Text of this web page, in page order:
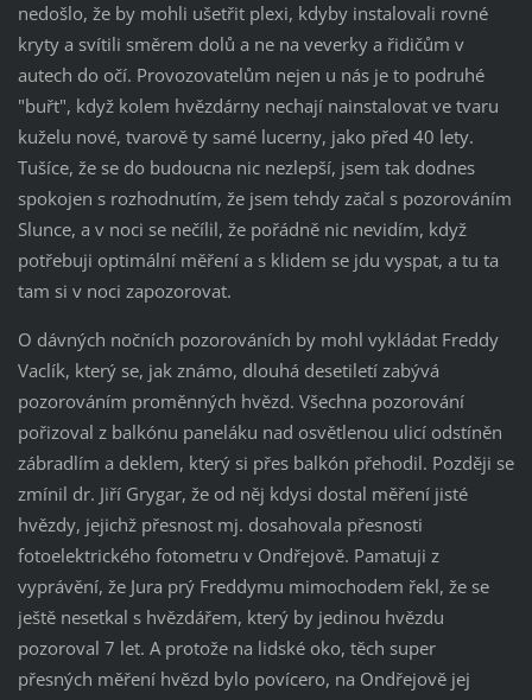
nedošlo, že by mohli ušetřit plexi, kdyby instalovali rovné
kryty a svítili směrem dolů a ne na veverky a řidičům v
autech do očí. Provozovatelům nejen u nás je to podruhé
"buřt", když kolem hvězdárny nechají nainstalovat ve tvaru
kuželu nové, tvarově ty samé lucerny, jako před 40 lety.
Tušíce, že se do budoucna nic nezlepší, jsem tak dodnes
spokojen s rozhodnutím, že jsem tehdy začal s pozorováním
Slunce, a v noci se nečílil, že pořádně nic nevidím, když
potřebuji optimální měření a s klidem se jdu vyspat, a tu ta
tam si v noci zapozorovat.
O dávných nočních pozorováních by mohl vykládat Freddy
Vaclík, který se, jak známo, dlouhá desetiletí zabývá
pozorováním proměnných hvězd. Všechna pozorování
pořizoval z balkónu paneláku nad osvětlenou ulicí odstíněn
zábradlím a deklem, který si přes balkón přehodil. Později se
zmínil dr. Jiří Grygar, že od něj kdysi dostal měření jisté
hvězdy, jejichž přesnost mj. dosahovala přesnosti
fotoelektrického fotometru v Ondřejově. Pamatuji z
vyprávění, že Jura prý Freddymu mimochodem řekl, že se
ještě nesetkal s hvězdářem, který by jedinou hvězdu
pozoroval 7 let. A protože na lidské oko, těch super
přesných měření hvězd bylo povícero, na Ondřejově jej